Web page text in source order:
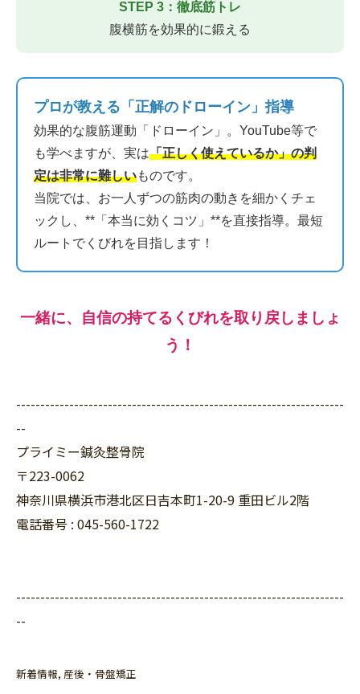
STEP 3：徹底筋トレ
腹横筋を効果的に鍛える
プロが教える「正解のドローイン」指導
効果的な腹筋運動「ドローイン」。YouTube等で
も学べますが、実は「正しく使えているか」の判
定は非常に難しいものです。
当院では、お一人ずつの筋肉の動きを細かくチェ
ックし、**「本当に効くコツ」**を直接指導。最短
ルートでくびれを目指します！
一緒に、自信の持てるくびれを取り戻しましょ
う！
--------------------------------------------------------------------
--
プライミー鍼灸整骨院
〒223-0062
神奈川県横浜市港北区日吉本町1-20-9 重田ビル2階
電話番号 : 045-560-1722
--------------------------------------------------------------------
--
新着情報 産後・骨盤矯正